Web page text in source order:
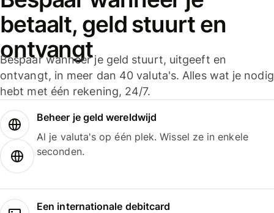
betaalt, geld stuurt en
ontvangt
Bespaar wanneer je geld stuurt, uitgeeft en
ontvangt, in meer dan 40 valuta's. Alles wat je nodig
hebt met één rekening, 24/7.
Beheer je geld wereldwijd
Al je valuta's op één plek. Wissel ze in enkele
seconden.
Een internationale debitcard